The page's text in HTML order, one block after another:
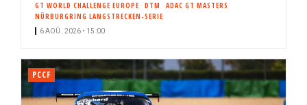
GT WORLD CHALLENGE EUROPE DTM
ADAC GT MASTERS
NÜRBURGRING LANGSTRECKEN-SERIE
6 AOÛ. 2026 • 15:00
PCCF